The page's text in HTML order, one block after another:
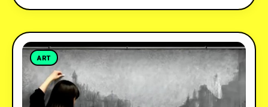
ART